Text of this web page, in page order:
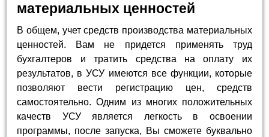
материальных ценностей
В общем, учет средств производства материальных
ценностей. Вам не придется применять труд
бухгалтеров и тратить средства на оплату их
результатов, в УСУ имеются все функции, которые
позволяют вести регистрацию цен, средств
самостоятельно. Одним из многих положительных
качеств УСУ является легкость в освоении
программы, после запуска, Вы сможете буквально